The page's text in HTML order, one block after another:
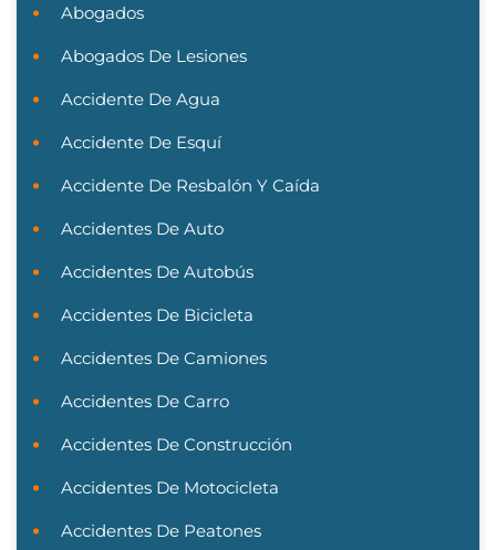
Abogados
Abogados De Lesiones
Accidente De Agua
Accidente De Esquí
Accidente De Resbalón Y Caída
Accidentes De Auto
Accidentes De Autobús
Accidentes De Bicicleta
Accidentes De Camiones
Accidentes De Carro
Accidentes De Construcción
Accidentes De Motocicleta
Accidentes De Peatones